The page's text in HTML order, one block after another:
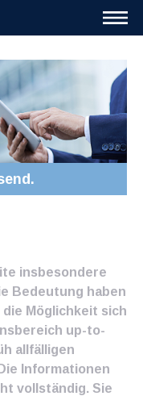
insbesondere
Bedeutung haben
Möglichkeit sich
up-to-
allfälligen
Informationen
vollständig. Sie